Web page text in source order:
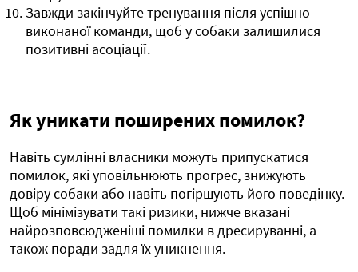
Завжди закінчуйте тренування після успішно
виконаної команди, щоб у собаки залишилися
позитивні асоціації.
Як уникати поширених помилок?
Навіть сумлінні власники можуть припускатися
помилок, які уповільнюють прогрес, знижують
довіру собаки або навіть погіршують його поведінку.
Щоб мінімізувати такі ризики, нижче вказані
найрозповсюдженіші помилки в дресируванні, а
також поради задля їх уникнення.